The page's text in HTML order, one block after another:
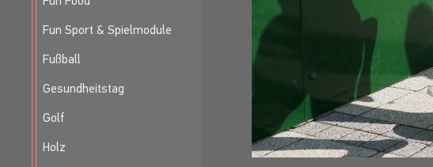
Fun Sport & Spielmodule
Fußball
Gesundheitstag
Golf
Holz